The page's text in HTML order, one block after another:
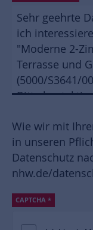
Wie wir mit
in unseren
Datenschutz
nhw.de/
CAPTCHA*